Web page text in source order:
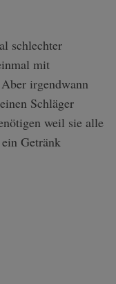
schlechter
mit
irgendwann
Schläger
weil sie alle
Getränk